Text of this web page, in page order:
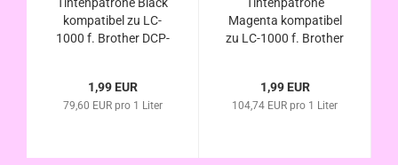
kompatibel zu LC-
1000 f. Brother DCP-
DCP-540C DCP-
540CN DCP-560CN
1,99 EUR
79,60 EUR pro 1 Liter
Magenta kompatibel
zu LC-1000 f. Brother
DCP-540C DCP-
540CN DCP-560CN
1,99 EUR
104,74 EUR pro 1 Liter